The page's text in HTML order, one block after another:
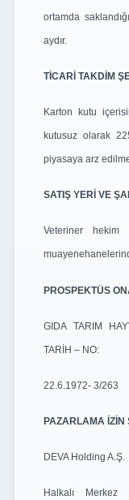
ortamda
aydır.
TİCARİ TAKDİM
Karton kutu
kutusuz olarak
piyasaya arz
SATIŞ YERİ VE
Veteriner
PROSPEKTÜS
GIDA TARIM
TARİH – NO:
22.6.1972- 3/263
PAZARLAMA İZİN
DEVA Holding A.Ş.
Halkalı